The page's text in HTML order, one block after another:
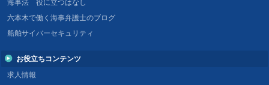
海事法 役に立つはなし
六本木で働く海事弁護士のブログ
船舶サイバーセキュリティ
お役立ちコンテンツ
求人情報